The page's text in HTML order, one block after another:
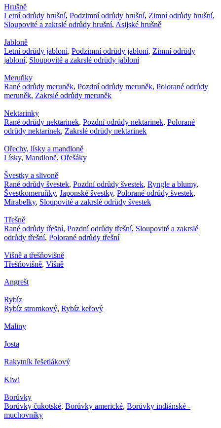
Hrušně
Letní odrůdy hrušní, Podzimní odrůdy hrušní, Zimní odrůdy hrušní,
Sloupovité a zakrslé odrůdy hrušní, Asijské hrušně
Jabloně
Letní odrůdy jabloní, Podzimní odrůdy jabloní, Zimní odrůdy
jabloní, Sloupovité a zakrslé odrůdy jabloní
Meruňky
Rané odrůdy meruněk, Pozdní odrůdy meruněk, Polorané odrůdy
meruněk, Zakrslé odrůdy meruněk
Nektarinky
Rané odrůdy nektarinek, Pozdní odrůdy nektarinek, Polorané
odrůdy nektarinek, Zakrslé odrůdy nektarinek
Ořechy, lísky a mandloně
Lísky, Mandloně, Ořešáky
Švestky a slivoně
Rané odrůdy švestek, Pozdní odrůdy švestek, Ryngle a blumy,
Švestkomeruňky, Japonské švestky, Polorané odrůdy švestek,
Mirabelky, Sloupovité a zakrslé odrůdy švestek
Třešně
Rané odrůdy třešní, Pozdní odrůdy třešní, Sloupovité a zakrslé
odrůdy třešní, Polorané odrůdy třešní
Višně a třešňovišně
Třešňovišně, Višně
Angrešt
Rybíz
Rybíz stromkový, Rybíz keřový
Maliny
Josta
Rakytník řešetlákový
Kiwi
Borůvky
Borůvky čukotské, Borůvky americké, Borůvky indiánské -
muchovníky